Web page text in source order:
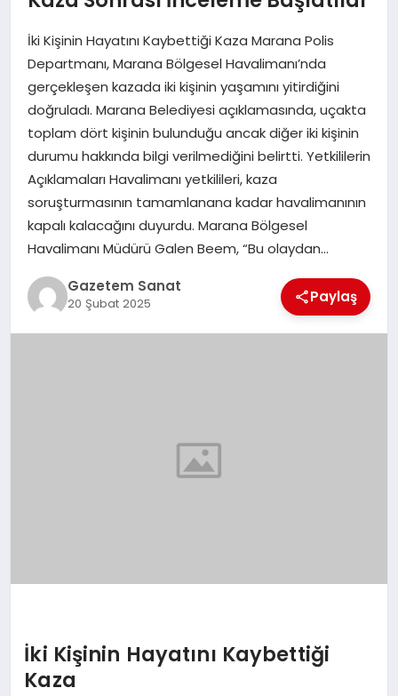
EKONOMI
SAĞLIK
DÜNYA
EĞITIM
İki Kişinin Hayatını Kaybettiği Kaza Marana Polis
Departmanı, Marana Bölgesel Havalimanı’nda
gerçekleşen kazada iki kişinin yaşamını yitirdiğini
doğruladı. Marana Belediyesi açıklamasında, uçakta
toplam dört kişinin bulunduğu ancak diğer iki kişinin
durumu hakkında bilgi verilmediğini belirtti. Yetkililerin
Açıklamaları Havalimanı yetkilileri, kaza
soruşturmasının tamamlanana kadar havalimanının
kapalı kalacağını duyurdu. Marana Bölgesel
Havalimanı Müdürü Galen Beem, “Bu olaydan…
Gazetem Sanat
20 Şubat 2025 Paylaş
İki Kişinin Hayatını Kaybettiği
Kaza